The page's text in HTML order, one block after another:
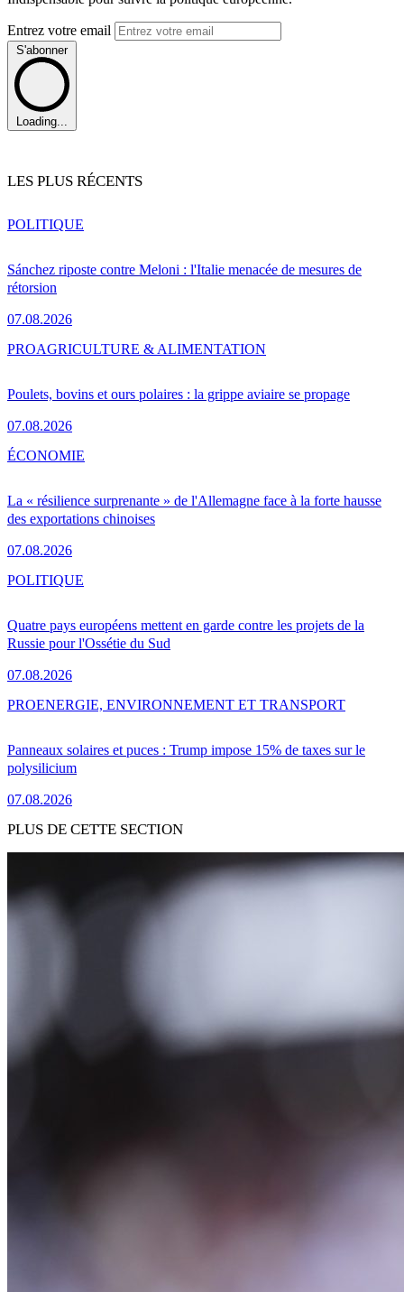
Entrez votre email
S'abonner
Loading...
LES PLUS RÉCENTS
Sánchez riposte contre Meloni : l'Italie menacée de mesures de
rétorsion
07.08.2026
POLITIQUE
Poulets, bovins et ours polaires : la grippe aviaire se propage
07.08.2026
PROAGRICULTURE & ALIMENTATION
La « résilience surprenante » de l'Allemagne face à la forte hausse
des exportations chinoises
07.08.2026
ÉCONOMIE
Quatre pays européens mettent en garde contre les projets de la
Russie pour l'Ossétie du Sud
07.08.2026
POLITIQUE
Panneaux solaires et puces : Trump impose 15% de taxes sur le
polysilicium
07.08.2026
PROENERGIE, ENVIRONNEMENT ET TRANSPORT
PLUS DE CETTE SECTION